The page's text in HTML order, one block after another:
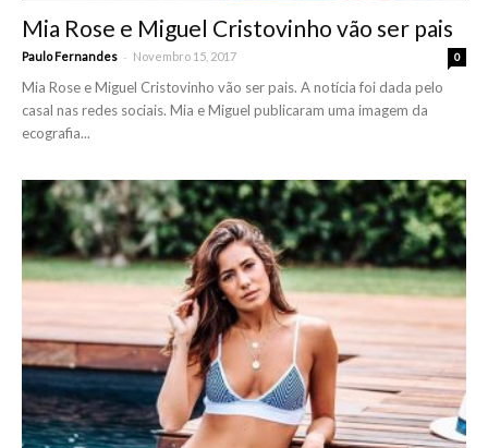
Mia Rose e Miguel Cristovinho vão ser pais
Paulo Fernandes - Novembro 15, 2017 0
Mia Rose e Miguel Cristovinho vão ser pais. A notícia foi dada pelo
casal nas redes sociais. Mia e Miguel publicaram uma imagem da
ecografia...